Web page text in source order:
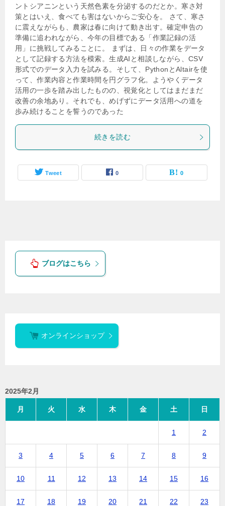
ントシアニンという天然色素を分泌するのだとか。寒さ対
策とはいえ、食べても害はないからご安心を。 さて、寒さ
に震えながらも、農家は春に向けて動き出す。確定申告の
準備に追われながら、今年の目標である「作業記録の活
用」に挑戦してみることに。 まずは、日々の作業をデータ
として記録する方法を模索。生成AIと相談しながら、CSV
形式でのデータ入力を試みる。そして、PythonとAltairを使
って、作業内容と作業時間を円グラフ化。ようやくデータ
活用の一歩を踏み出したものの、視覚化としてはまだまだ
改善の余地あり。それでも、めげずにデータ活用への道を
歩み続けることを誓うのであった
続きを読む
Tweet 0 0
ブログはこちら
オンラインショップ
2025年2月
月 火 水 木 金 土 日
1 2
3 4 5 6 7 8 9
10 11 12 13 14 15 16
17 18 19 20 21 22 23